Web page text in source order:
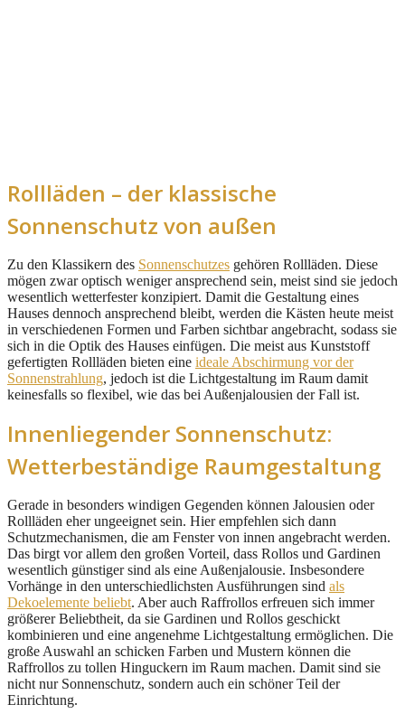
Rollläden – der klassische
Sonnenschutz von außen
Zu den Klassikern des Sonnenschutzes gehören Rollläden. Diese
mögen zwar optisch weniger ansprechend sein, meist sind sie jedoch
wesentlich wetterfester konzipiert. Damit die Gestaltung eines
Hauses dennoch ansprechend bleibt, werden die Kästen heute meist
in verschiedenen Formen und Farben sichtbar angebracht, sodass sie
sich in die Optik des Hauses einfügen. Die meist aus Kunststoff
gefertigten Rollläden bieten eine ideale Abschirmung vor der
Sonnenstrahlung, jedoch ist die Lichtgestaltung im Raum damit
keinesfalls so flexibel, wie das bei Außenjalousien der Fall ist.
Innenliegender Sonnenschutz:
Wetterbeständige Raumgestaltung
Gerade in besonders windigen Gegenden können Jalousien oder
Rollläden eher ungeeignet sein. Hier empfehlen sich dann
Schutzmechanismen, die am Fenster von innen angebracht werden.
Das birgt vor allem den großen Vorteil, dass Rollos und Gardinen
wesentlich günstiger sind als eine Außenjalousie. Insbesondere
Vorhänge in den unterschiedlichsten Ausführungen sind als
Dekoelemente beliebt. Aber auch Raffrollos erfreuen sich immer
größerer Beliebtheit, da sie Gardinen und Rollos geschickt
kombinieren und eine angenehme Lichtgestaltung ermöglichen. Die
große Auswahl an schicken Farben und Mustern können die
Raffrollos zu tollen Hinguckern im Raum machen. Damit sind sie
nicht nur Sonnenschutz, sondern auch ein schöner Teil der
Einrichtung.